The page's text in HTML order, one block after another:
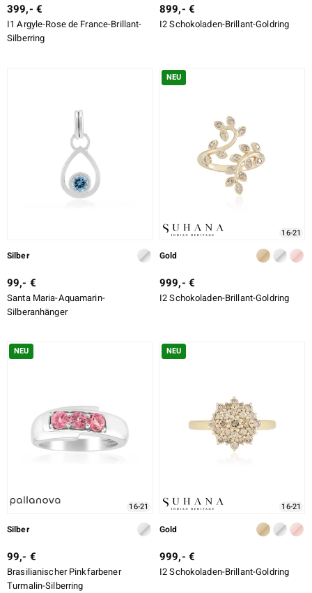
399,- €
I1 Argyle-Rose de France-Brillant-
Silberring
899,- €
I2 Schokoladen-Brillant-Goldring
Silber
99,- €
Santa Maria-Aquamarin-
Silberanhänger
NEU
16-21
Gold
999,- €
I2 Schokoladen-Brillant-Goldring
NEU
16-21
Silber
99,- €
Brasilianischer Pinkfarbener
Turmalin-Silberring
NEU
16-21
Gold
999,- €
I2 Schokoladen-Brillant-Goldring